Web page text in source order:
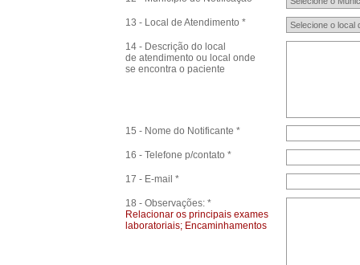
13 - Local de Atendimento *
14 - Descrição do local
de atendimento ou local onde
se encontra o paciente
15 - Nome do Notificante *
16 - Telefone p/contato *
17 - E-mail *
18 - Observações: *
Relacionar os principais exames
laboratoriais; Encaminhamentos